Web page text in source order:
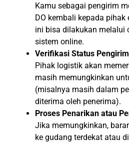
Kamu sebagai pengirim
DO kembali kepada pihak
ini bisa dilakukan melalui
sistem online.
Verifikasi Status
Pihak logistik akan
masih memungkinkan
(misalnya masih dalam
diterima oleh penerima).
Proses Penarikan atau
Jika memungkinkan,
ke gudang terdekat atau